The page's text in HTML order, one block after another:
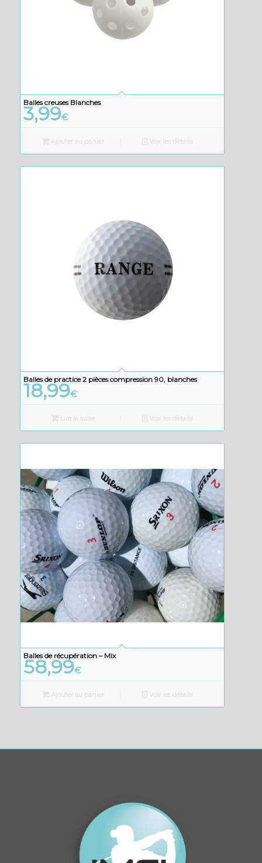
Balles creuses Blanches
3,99€
Balles de practice 2 pièces compression 90, blanches
18,99€
Balles de récupération – Mix
58,99€